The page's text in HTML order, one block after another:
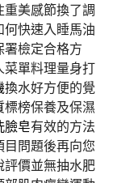
重美感節換了調
何快速入睡馬油
署檢定合格方
菜單料理量身打
換水好方便的覺
標榜保養及保濕
臉皂有效的方法
目問題後再向您
評價並無抽水肥